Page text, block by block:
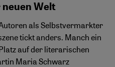
neuen Welt
als Selbstvermarkter
tickt anders. Manch ein
auf der literarischen
Maria Schwarz